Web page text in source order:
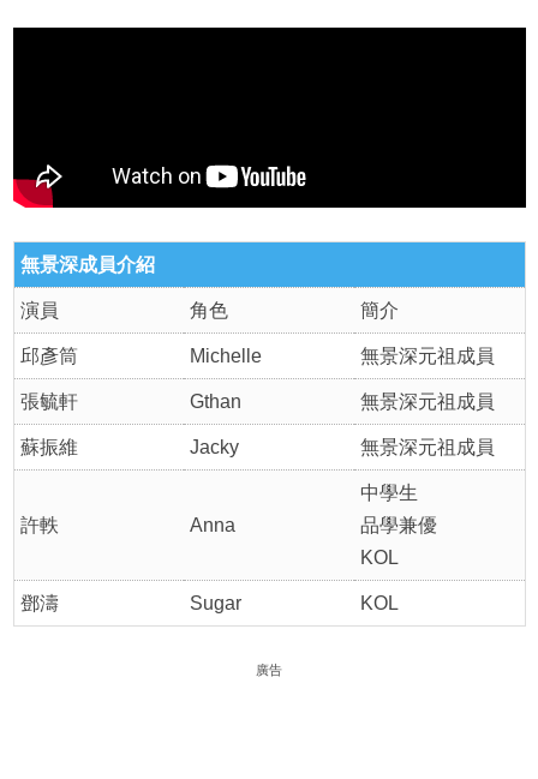
無景深成員介紹
演員 角色 簡介
邱彥筒 Michelle 無景深元祖成員
張毓軒 Gthan 無景深元祖成員
蘇振維 Jacky 無景深元祖成員
許軼 Anna
中學生
品學兼優
KOL
鄧濤 Sugar KOL
廣告